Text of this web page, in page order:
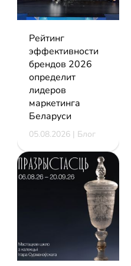
Рейтинг
эффективности
брендов 2026
определит
лидеров
маркетинга
Беларуси
05.08.2026 | Блог